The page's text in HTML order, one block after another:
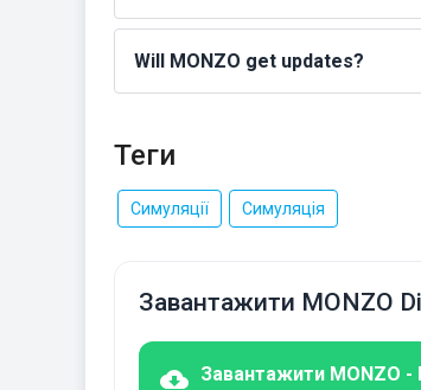
Will MONZO get updates?
Теги
Симуляції Симуляція
Завантажити MONZO
Завантажити MONZO